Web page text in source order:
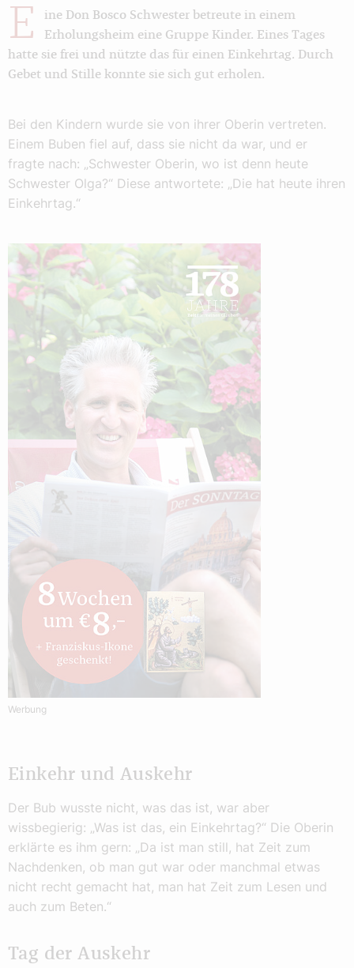
E
ine Don Bosco Schwester betreute in einem
Erholungsheim eine Gruppe Kinder. Eines Tages
hatte sie frei und nützte das für einen Einkehrtag. Durch
Gebet und Stille konnte sie sich gut erholen.
Bei den Kindern wurde sie von ihrer Oberin vertreten.
Einem Buben fiel auf, dass sie nicht da war, und er
fragte nach: „Schwester Oberin, wo ist denn heute
Schwester Olga?“ Diese antwortete: „Die hat heute ihren
Einkehrtag.“
Werbung
Einkehr und Auskehr
Der Bub wusste nicht, was das ist, war aber
wissbegierig: „Was ist das, ein Einkehrtag?“ Die Oberin
erklärte es ihm gern: „Da ist man still, hat Zeit zum
Nachdenken, ob man gut war oder manchmal etwas
nicht recht gemacht hat, man hat Zeit zum Lesen und
auch zum Beten.“
Tag der Auskehr